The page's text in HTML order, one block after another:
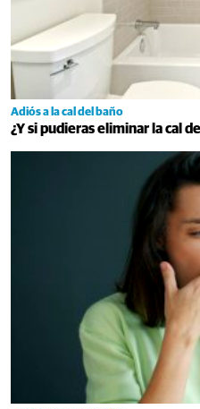
Adiós a la cal del baño
¿Y si pudieras eliminar la cal